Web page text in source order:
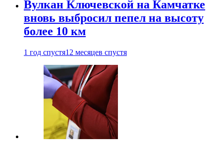
Вулкан Ключевской на Камчатке
вновь выбросил пепел на высоту
более 10 км
1 год спустя12 месяцев спустя